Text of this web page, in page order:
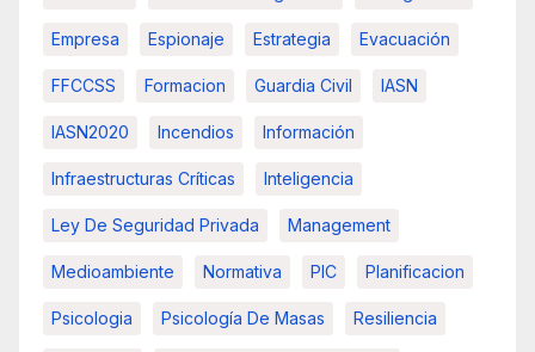
Empresa Espionaje Estrategia Evacuación
FFCCSS Formacion Guardia Civil IASN
IASN2020 Incendios Información
Infraestructuras Críticas Inteligencia
Ley De Seguridad Privada Management
Medioambiente Normativa PIC Planificacion
Psicologia Psicología De Masas Resiliencia